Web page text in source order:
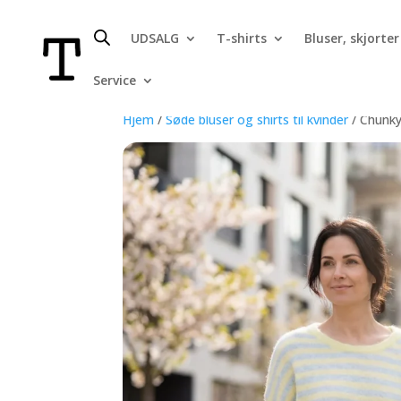
UDSALG T-shirts Bluser, skjorter
Service
Hjem / Søde bluser og shirts til kvinder/